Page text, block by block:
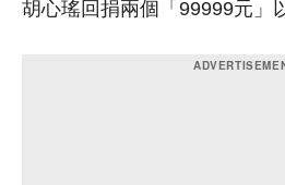
胡心瑤回捐兩個「99999元」